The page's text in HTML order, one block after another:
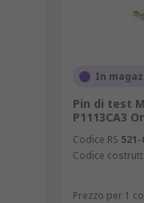
In
Pin di test
P1113CA3
Codice RS 521-
Codice
Prezzo per 1